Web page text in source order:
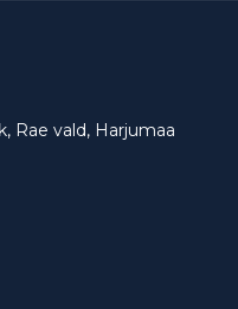
Rae vald, Harjumaa